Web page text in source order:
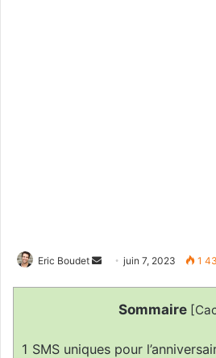
Eric Boudet
Envoyerjuin 7, 2023 1
Sommaire [
1 SMS uniques pour